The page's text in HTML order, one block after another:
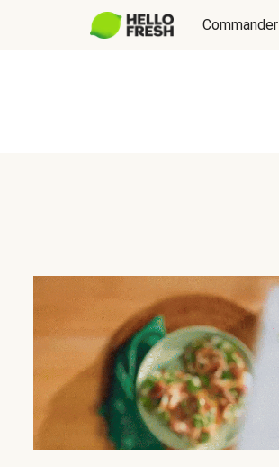
Commander